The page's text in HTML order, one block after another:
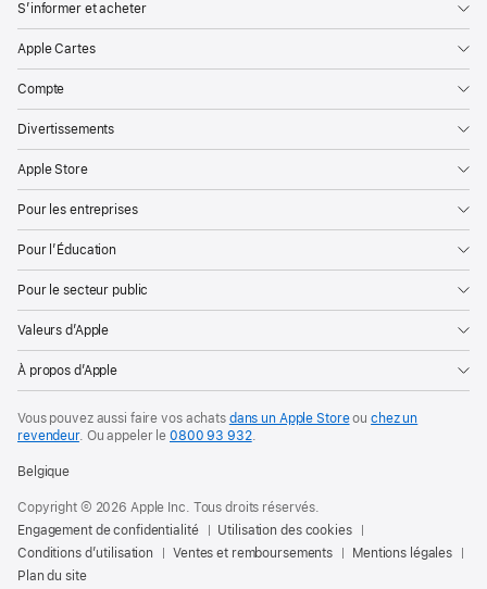
équipés
la
A15
Bionic
et
offrent
une
expérience
5G
pointe,
des
appareils
photo
permettant
de
créer
S’informer et acheter
Apple Cartes
Compte
Divertissements
Apple Store
Pour les entreprises
Pour l’Éducation
Pour le secteur public
Valeurs d’Apple
À propos d’Apple
Vous pouvez aussi faire vos achats dans un Apple Storeouchez un
revendeur. Ou appeler le0800 93 932.
Belgique
Copyright © 2026 Apple Inc. Tous droits réservés.
Engagement de confidentialité
Utilisation des cookies
Conditions d’utilisation
Ventes et remboursements
Mentions légales
Plan du site